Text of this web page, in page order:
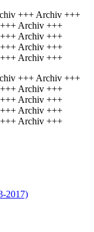
+++ Archiv +++
Archiv +++
Archiv +++
Archiv +++
Archiv +++
+++ Archiv +++
Archiv +++
Archiv +++
Archiv +++
Archiv +++
2017)